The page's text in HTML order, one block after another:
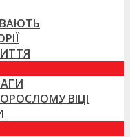
ВІЦІ